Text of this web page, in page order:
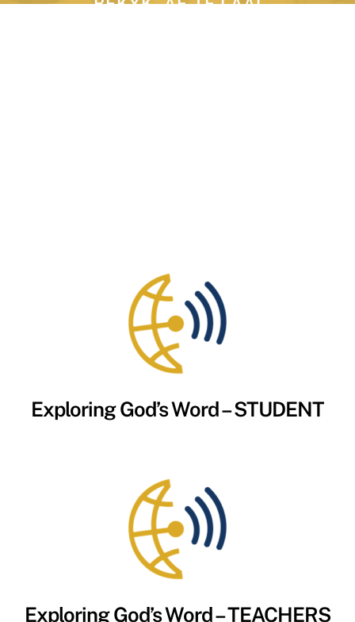
Exploring God’s Word – STUDENT
Exploring God’s Word – TEACHERS